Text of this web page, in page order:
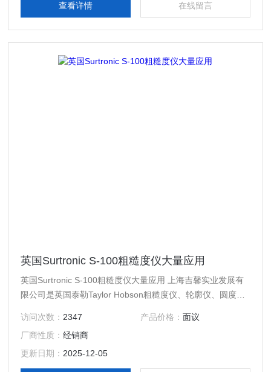
查看详情 在线留言
英国Surtronic S-100粗糙度仪大量应用
英国Surtronic S-100粗糙度仪大量应用 上海吉馨实业发展有
限公司是英国泰勒Taylor Hobson粗糙度仪、轮廓仪、圆度
查看高精度粗糙度仪Form Talysurf Intra的更详细介绍。吉馨
公司将以优质产品、优势价格、服务，为您提供*性价比的解
决方案！
访问次数： 2347 产品价格： 面议
厂商性质：经销商
更新日期： 2025-12-05